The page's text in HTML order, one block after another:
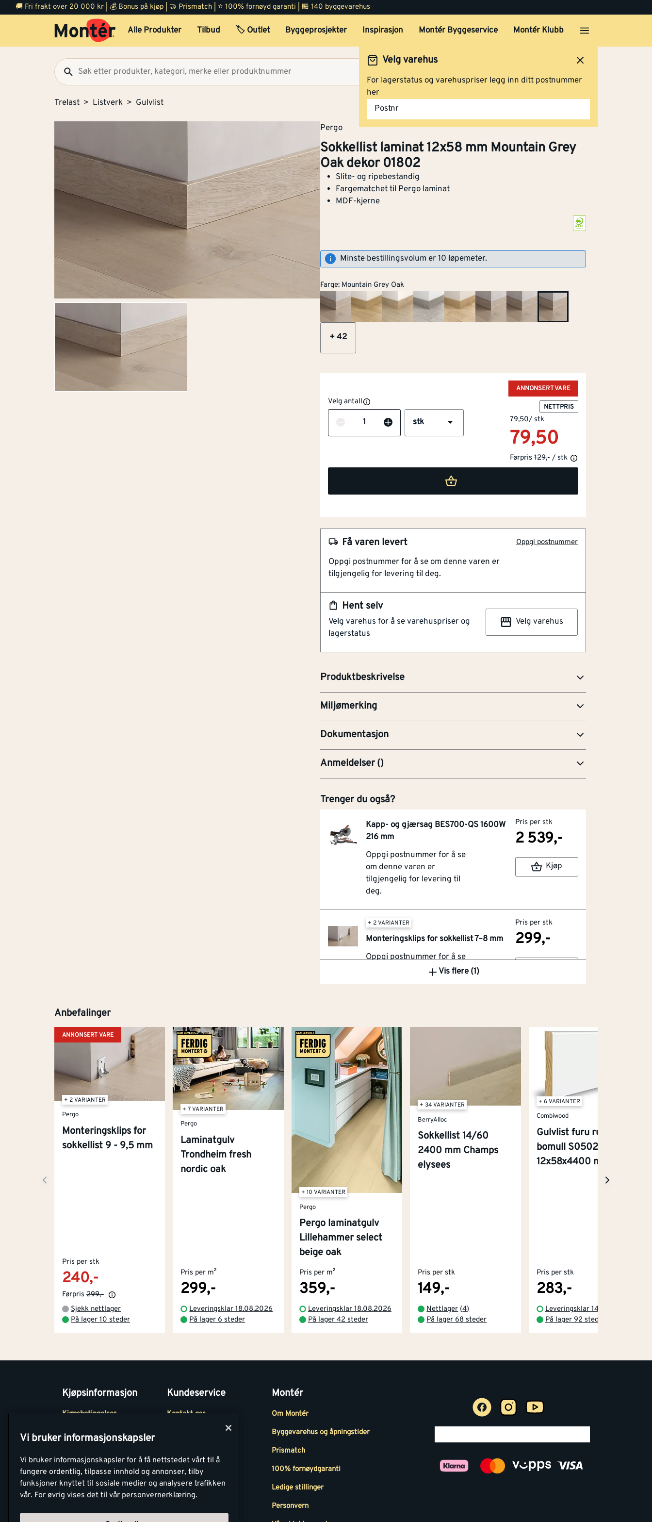
🚚 Fri frakt over 20 000 kr | 💰 Bonus på kjøp | 🤝 Prismatch | ⭐ 100% fornøyd garanti | 🏪 140 byggevarehus
Alle Produkter Tilbud 🏷️ Outlet Byggeprosjekter Inspirasjon Montér Byggeservice Montér Klubb
Velg varehus
For lagerstatus og varehuspriser legg inn ditt postnummer
her
Postnr
Trelast Listverk Gulvlist
Pergo
Sokkellist laminat 12x58 mm Mountain Grey
Oak dekor 01802
Slite- og ripebestandig
Fargematchet til Pergo laminat
MDF-kjerne
Minste bestillingsvolum er 10 løpemeter.
Farge: Mountain Grey Oak
+42
ANNONSERT VARE
Velg antall
Antall stk
NETTPRIS
79,50/ stk
79,50
Førpris 129,- / stk
Hent selv
Velg varehus for å se varehuspriser og
lagerstatus
Velg varehus
Få varen levert Oppgi postnummer
Oppgi postnummer for å se om denne varen er
tilgjengelig for levering til deg.
Produktbeskrivelse
NOBB
55085516
Artikkelnummer 101247710
Fargematchet til Pergo laminat
MDF-kjerne
Fargematchet sokkellist fra Pergo. Kjernen er laget i MDF, mens
Miljømerking
PEFC
Råvarer og produkter som kommer fra bærekraftig forvaltet
skog.
Dokumentasjon
PRE-Produktdatablad
Anmeldelser()
Trenger du også?
Kapp- og gjærsag BES700-QS 1600W
216 mm
Oppgi postnummer for å se
om denne varen er
tilgjengelig for levering til
deg.
Pris per stk
2 539,-
Kjøp
+ 2 VARIANTER
Monteringsklips for sokkellist 7–8 mm
Oppgi postnummer for å se
om denne varen er
Pris per stk
299,-
Vis flere (1)
Anbefalinger
ANNONSERT VARE
+ 2 VARIANTER
Pergo
Monteringsklips for
sokkellist 9 - 9,5 mm
Pris per stk
240,-
Førpris 299,-
Sjekk nettlager
På lager 10 steder
+ 7 VARIANTER
Pergo
Laminatgulv
Trondheim fresh
nordic oak
Pris per m²
299,-
Leveringsklar 18.08.2026
På lager 6 steder
+ 10 VARIANTER
Pergo
Pergo laminatgulv
Lillehammer select
beige oak
Pris per m²
359,-
Leveringsklar 18.08.2026
På lager 42 steder
+ 34 VARIANTER
BerryAlloc
Sokkellist 14/60
2400 mm Champs
elysees
Pris per stk
149,-
Nettlager (4)
På lager 68 steder
+ 6 VARIANTER
Combiwood
Gulvlist furu rund hvit
bomull S0502-Y
12x58x4400 mm
Pris per stk
283,-
Leveringsklar 14.08.2026
På lager 92 steder
Kjøpsinformasjon
Kjøpsbetingelser
Betaling
Retur- og
angrerettsskjema
Kundeservice
Kontakt oss
Medlemsavtaler
Montér Bedrift
Montér
Om Montér
Byggevarehus og åpningstider
Prismatch
100% fornøydgaranti
Ledige stillinger
Personvern
Vi bruker informasjonskapsler
Vi bruker informasjonskapsler for å få nettstedet vårt til å
fungere ordentlig, tilpasse innhold og annonser, tilby
funksjoner knyttet til sosiale medier og analysere trafikken
vår. For øvrig vises det til vår personvernerklæring.